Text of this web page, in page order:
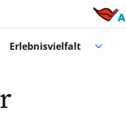
Erlebnisvielfalt